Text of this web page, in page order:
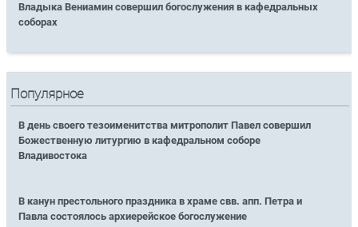
Владыка Вениамин совершил богослужения в кафедральных
соборах
Популярное
В день своего тезоименитства митрополит Павел совершил
Божественную литургию в кафедральном соборе
Владивостока
В канун престольного праздника в храме свв. апп. Петра и
Павла состоялось архиерейское богослужение